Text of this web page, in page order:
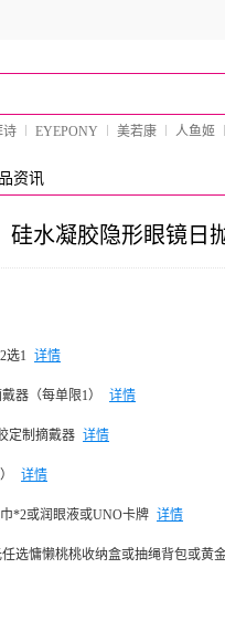
诗 EYEPONY 美若康 人鱼姬
资讯
硅水凝胶隐形眼镜日
选1 详情
器（每单限1） 详情
定制摘戴器 详情
详情
*2或润眼液或UNO卡牌 详情
选慵懒桃桃收纳盒或抽绳背包或黄